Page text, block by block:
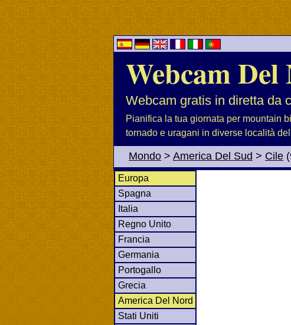
Webcam
Webcam gratis in diretta da
Pianifica la tua giornata per mountain
tornado e uragani in diverse località
Mondo > America Del Sud > Cile
Europa
Spagna
Italia
Regno Unito
Francia
Germania
Portogallo
Grecia
America Del Nord
Stati Uniti